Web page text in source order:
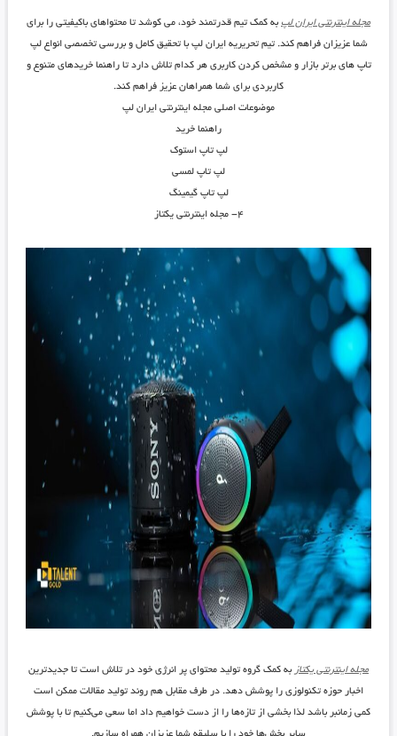
مجله اینترنتی ایران لپ به کمک تیم قدرتمند خود، می کوشد تا محتواهای باکیفیتی را برای
شما عزیزان فراهم کند. تیم تحریریه ایران لپ با تحقیق کامل و بررسی تخصصی انواع لپ
تاپ های برتر بازار و مشخص کردن کاربری هر کدام تلاش دارد تا راهنما خریدهای متنوع و
کاربردی برای شما همراهان عزیز فراهم کند.
موضوعات اصلی مجله اینترنتی ایران لپ
راهنما خرید
لپ تاپ استوک
لپ تاپ لمسی
لپ تاپ گیمینگ
۴- مجله اینترنتی یکتاز
مجله اینترنتی یکتاز به کمک گروه تولید محتوای پر انرژی خود در تلاش است تا جدیدترین
اخبار حوزه تکنولوزی را پوشش دهد. در طرف مقابل هم روند تولید مقالات ممکن است
کمی زمانبر باشد لذا بخشی از تازه‌ها را از دست خواهیم داد اما سعی می‌کنیم تا با پوشش